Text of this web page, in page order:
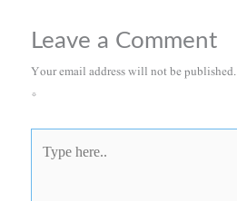
Leave a Comment
Your email address will not be published.
*
here..